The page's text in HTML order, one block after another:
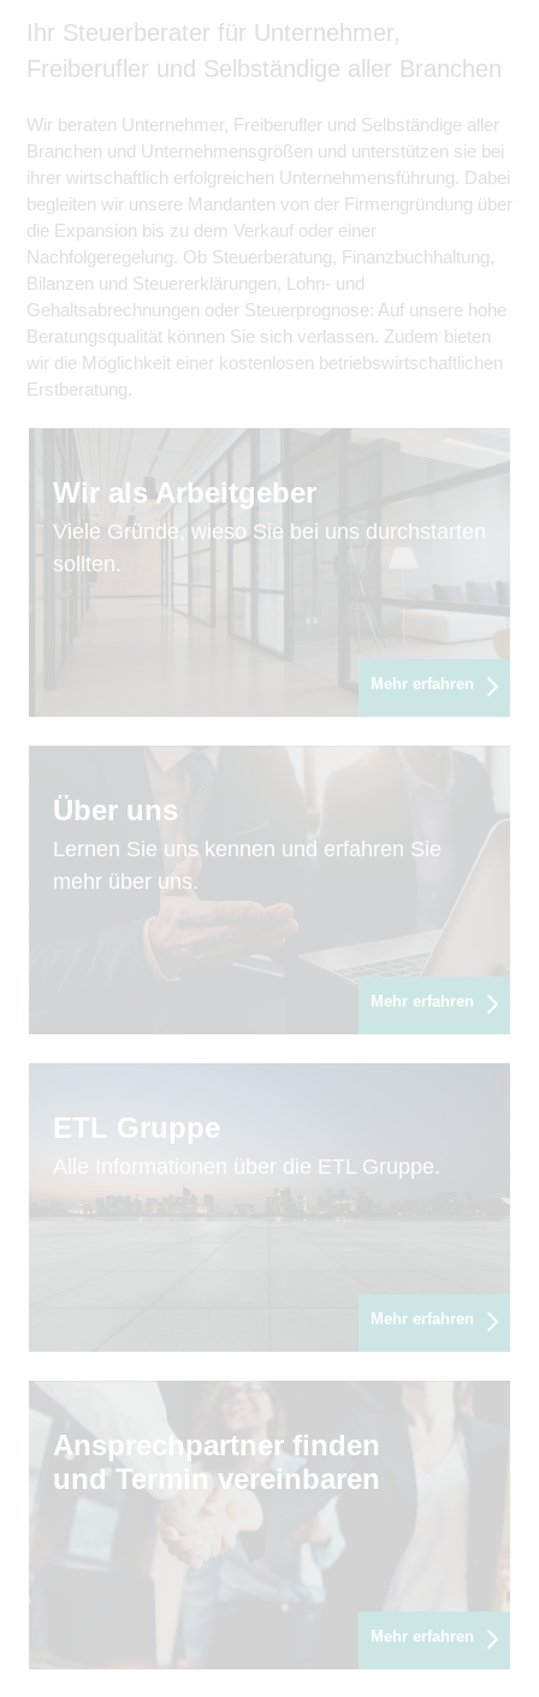
Ihr Steuerberater für Unternehmer,
Freiberufler und Selbständige aller Branchen
Wir beraten Unternehmer, Freiberufler und Selbständige aller
Branchen und Unternehmensgrößen und unterstützen sie bei
ihrer wirtschaftlich erfolgreichen Unternehmensführung. Dabei
begleiten wir unsere Mandanten von der Firmengründung über
die Expansion bis zu dem Verkauf oder einer
Nachfolgeregelung. Ob Steuerberatung, Finanzbuchhaltung,
Bilanzen und Steuererklärungen, Lohn- und
Gehaltsabrechnungen oder Steuerprognose: Auf unsere hohe
Beratungsqualität können Sie sich verlassen. Zudem bieten
wir die Möglichkeit einer kostenlosen betriebswirtschaftlichen
Erstberatung.
Wir als Arbeitgeber
Viele Gründe, wieso Sie bei uns durchstarten
sollten.
Mehr erfahren
Über uns
Lernen Sie uns kennen und erfahren Sie
mehr über uns.
Mehr erfahren
ETL Gruppe
Alle Informationen über die ETL Gruppe.
Mehr erfahren
Ansprechpartner finden
und Termin vereinbaren
Mehr erfahren